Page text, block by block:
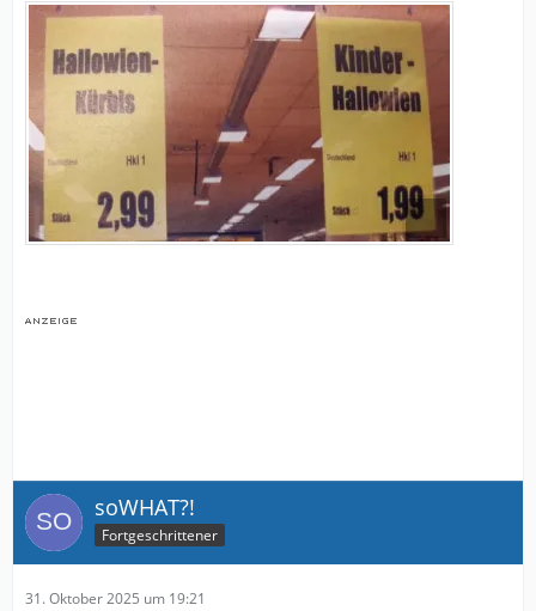
soWHAT?!
Fortgeschrittener
31. Oktober 2025 um 19:21